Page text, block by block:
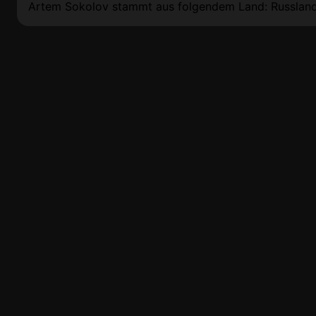
Artem Sokolov stammt aus folgendem Land: